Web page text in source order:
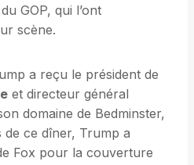
GOP, qui l’ont
scène.
a reçu le président de
et directeur général
domaine de Bedminster,
ce dîner, Trump a
Fox pour la couverture